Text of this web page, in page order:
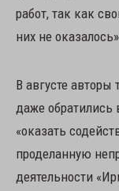
работ, так как
них не
В августе авторы
даже обратились
«оказать
проделанную
деятельности